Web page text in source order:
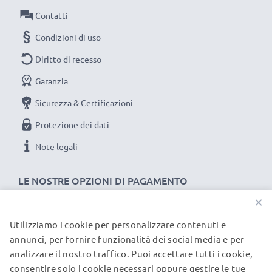
Materiale del Connettore: PVC
Collegamento 1: 8 Pin Camera Mini USB B
Collegamento 2: USB A
Versione: 2.0
Velocità di trasferimento (max): 480 MBit/s - USB 2.0
Lunghezza Cavo: 1.5m
Colore: nero
Un cavo usb dati / ricarica dall'ottimo rapporto qualità-
subtel significa qualità certificata, per questo diamo 3
anni di garanzia
LE NOSTRE OPZIONI DI PAGAMENTO
Contatti
Condizioni di uso
Diritto di recesso
Garanzia
Sicurezza & Certificazioni
Protezione dei dati
Note legali
I NOSTRI PARTNER DI SPEDIZIONE
×
Utilizziamo i cookie per personalizzare contenuti e
annunci, per fornire funzionalità dei social media e per
analizzare il nostro traffico. Puoi accettare tutti i cookie,
consentire solo i cookie necessari oppure gestire le tue